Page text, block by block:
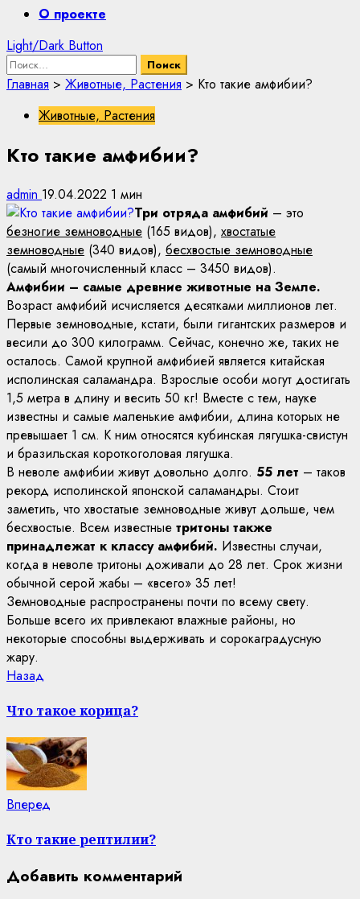
PrimaryО проекте
Light/Dark Button
Найти:
Главная > Животные, Растения > Кто такие амфибии?
Животные, Растения
Кто такие амфибии?
admin 19.04.2022 1 мин
Три отряда амфибий – это
безногие земноводные (165 видов), хвостатые
земноводные (340 видов), бесхвостые земноводные
(самый многочисленный класс – 3450 видов).
Амфибии – самые древние животные на Земле.
Возраст амфибий исчисляется десятками миллионов лет.
Первые земноводные, кстати, были гигантских размеров и
весили до 300 килограмм. Сейчас, конечно же, таких не
осталось. Самой крупной амфибией является китайская
исполинская саламандра. Взрослые особи могут достигать
1,5 метра в длину и весить 50 кг! Вместе с тем, науке
известны и самые маленькие амфибии, длина которых не
превышает 1 см. К ним относятся кубинская лягушка-свистун
и бразильская короткоголовая лягушка.
В неволе амфибии живут довольно долго. 55 лет – таков
рекорд исполинской японской саламандры. Стоит
заметить, что хвостатые земноводные живут дольше, чем
бесхвостые. Всем известные тритоны также
принадлежат к классу амфибий. Известны случаи,
когда в неволе тритоны доживали до 28 лет. Срок жизни
обычной серой жабы – «всего» 35 лет!
Земноводные распространены почти по всему свету.
Больше всего их привлекают влажные районы, но
некоторые способны выдерживать и сорокаградусную
жару.
Continue
Reading
Назад
Что такое корица?
Вперед
Кто такие рептилии?
Добавить комментарий